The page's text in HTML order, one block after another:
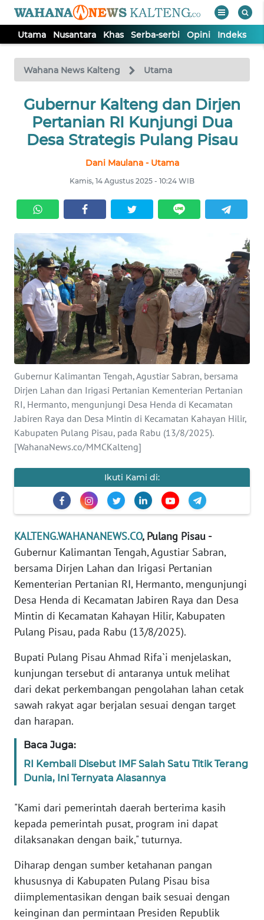
Utama Nusantara Khas Serba-serbi Opini Indeks
Wahana News Kalteng Utama
Gubernur Kalteng dan Dirjen
Pertanian RI Kunjungi Dua
Desa Strategis Pulang Pisau
Dani Maulana - Utama
Kamis, 14 Agustus 2025 - 10:24 WIB
Gubernur Kalimantan Tengah, Agustiar Sabran, bersama
Dirjen Lahan dan Irigasi Pertanian Kementerian Pertanian
RI, Hermanto, mengunjungi Desa Henda di Kecamatan
Jabiren Raya dan Desa Mintin di Kecamatan Kahayan Hilir,
Kabupaten Pulang Pisau, pada Rabu (13/8/2025).
[WahanaNews.co/MMCKalteng]
Ikuti Kami di:
KALTENG.WAHANANEWS.CO, Pulang Pisau -
Gubernur Kalimantan Tengah, Agustiar Sabran,
bersama Dirjen Lahan dan Irigasi Pertanian
Kementerian Pertanian RI, Hermanto, mengunjungi
Desa Henda di Kecamatan Jabiren Raya dan Desa
Mintin di Kecamatan Kahayan Hilir, Kabupaten
Pulang Pisau, pada Rabu (13/8/2025).
Bupati Pulang Pisau Ahmad Rifa`i menjelaskan,
kunjungan tersebut di antaranya untuk melihat
dari dekat perkembangan pengolahan lahan cetak
sawah rakyat agar berjalan sesuai dengan target
dan harapan.
Baca Juga:
RI Kembali Disebut IMF Salah Satu Titik Terang
Dunia, Ini Ternyata Alasannya
"Kami dari pemerintah daerah berterima kasih
kepada pemerintah pusat, program ini dapat
dilaksanakan dengan baik," tuturnya.
Diharap dengan sumber ketahanan pangan
khususnya di Kabupaten Pulang Pisau bisa
diimplementasikan dengan baik sesuai dengan
keinginan dan permintaan Presiden Republik
TV
Tutup
UTAMA
NUSANTARA
SERBA-
SERBI
OPINI
Informasi
INDEKS
BERITA
KONTAK
KAMI
INFO
IKLAN
TENTANG
KAMI
REDAKSI
KARIR
DISCLAIMER
Wahana
Regional
WN
SUMUT
WN
JAKARTA
WN
JABAR
WN
BANTEN
NTT
WN
KEPRI